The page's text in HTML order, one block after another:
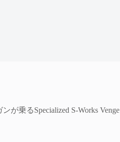
が乗るSpecialized S-Works Venge